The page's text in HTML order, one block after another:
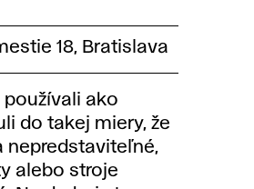
18, Bratislava
používali ako
do takej miery, že
nepredstaviteľné,
alebo stroje